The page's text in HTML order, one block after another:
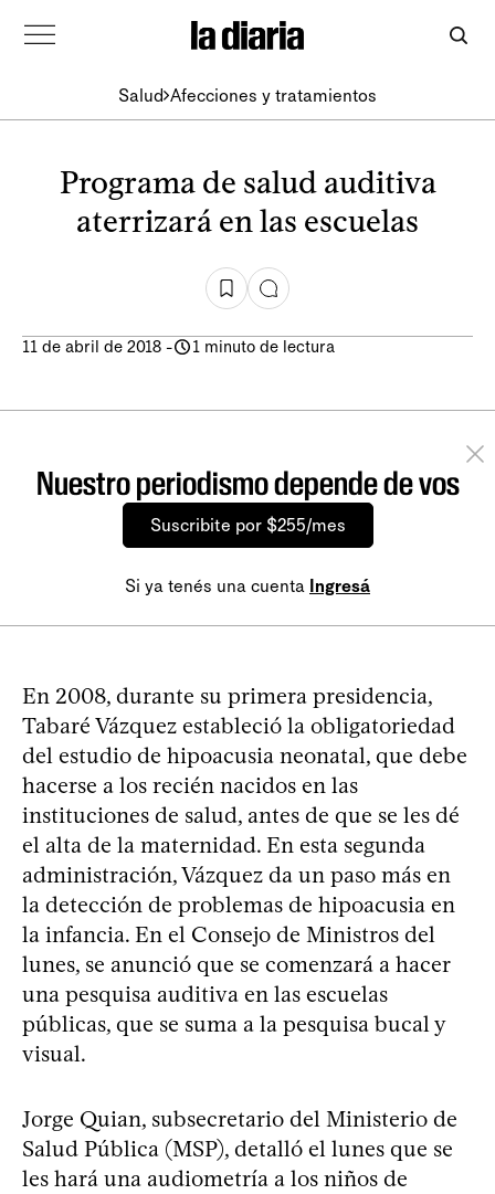
Salud Afecciones y tratamientos
Programa de salud auditiva
aterrizará en las escuelas
11 de abril de 2018 - 1 minuto de lectura
Nuestro periodismo depende de vos
Suscribite por $255/mes
Si ya tenés una cuenta Ingresá
En 2008, durante su primera presidencia,
Tabaré Vázquez estableció la obligatoriedad
del estudio de hipoacusia neonatal, que debe
hacerse a los recién nacidos en las
instituciones de salud, antes de que se les dé
el alta de la maternidad. En esta segunda
administración, Vázquez da un paso más en
la detección de problemas de hipoacusia en
la infancia. En el Consejo de Ministros del
lunes, se anunció que se comenzará a hacer
una pesquisa auditiva en las escuelas
públicas, que se suma a la pesquisa bucal y
visual.
Jorge Quian, subsecretario del Ministerio de
Salud Pública (MSP), detalló el lunes que se
les hará una audiometría a los niños de